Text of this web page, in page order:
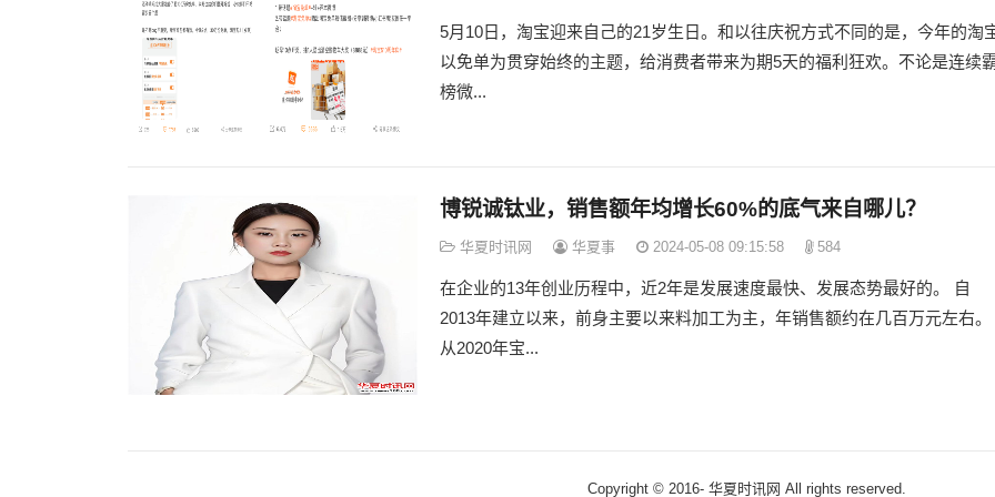
5月10日，淘宝迎来自己的21岁生日。和以往庆祝方式不同的是，今年的淘
以免单为贯穿始终的主题，给消费者带来为期5天的福利狂欢。不论是连续
榜微...
博锐诚钛业，销售额年均增长60%的底气来自哪儿？
华夏时讯网 华夏事 2024-05-08 09:15:58 584
在企业的13年创业历程中，近2年是发展速度最快、发展态势最好的。 自
2013年建立以来，前身主要以来料加工为主，年销售额约在几百万元左右。
从2020年宝...
Copyright © 2016-华夏时讯网 All rights reserved.